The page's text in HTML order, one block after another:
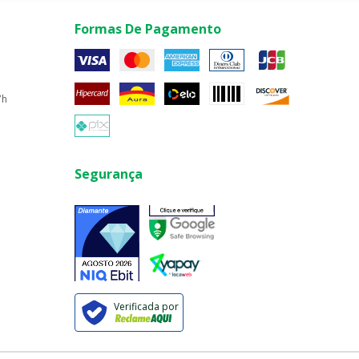
Formas De Pagamento
Segurança
Verificada por